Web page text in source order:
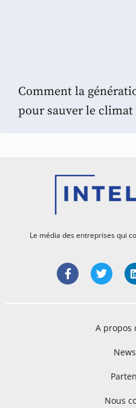
Comment la
pour sauver le climat
Le média des entreprises qui
A propos
Nous